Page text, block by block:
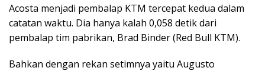
Acosta menjadi pembalap KTM tercepat kedua dalam
catatan waktu. Dia hanya kalah 0,058 detik dari
pembalap tim pabrikan, Brad Binder (Red Bull KTM).
Bahkan dengan rekan setimnya yaitu Augusto